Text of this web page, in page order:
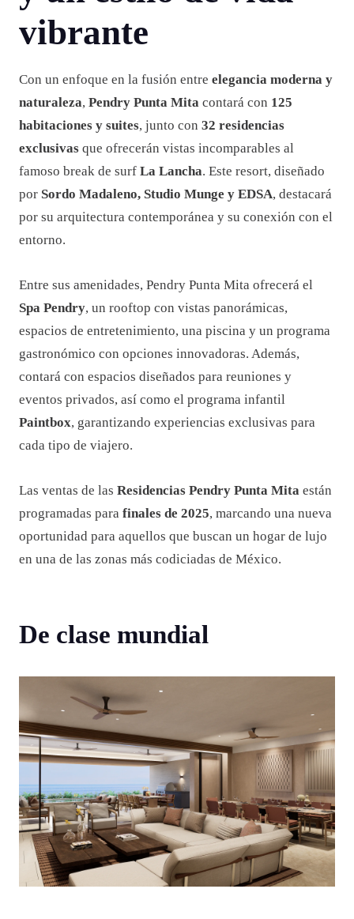
vibrante
Con un enfoque en la fusión entre elegancia moderna y
naturaleza, Pendry Punta Mita contará con 125
habitaciones y suites, junto con 32 residencias
exclusivas que ofrecerán vistas incomparables al
famoso break de surf La Lancha. Este resort, diseñado
por Sordo Madaleno, Studio Munge y EDSA, destacará
por su arquitectura contemporánea y su conexión con el
entorno.
Entre sus amenidades, Pendry Punta Mita ofrecerá el
Spa Pendry, un rooftop con vistas panorámicas,
espacios de entretenimiento, una piscina y un programa
gastronómico con opciones innovadoras. Además,
contará con espacios diseñados para reuniones y
eventos privados, así como el programa infantil
Paintbox, garantizando experiencias exclusivas para
cada tipo de viajero.
Las ventas de las Residencias Pendry Punta Mita están
programadas para finales de 2025, marcando una nueva
oportunidad para aquellos que buscan un hogar de lujo
en una de las zonas más codiciadas de México.
De clase mundial